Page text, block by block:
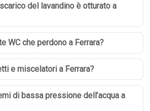
del lavandino è otturato a
WC che perdono a Ferrara?
e miscelatori a Ferrara?
di bassa pressione dell’acqua a